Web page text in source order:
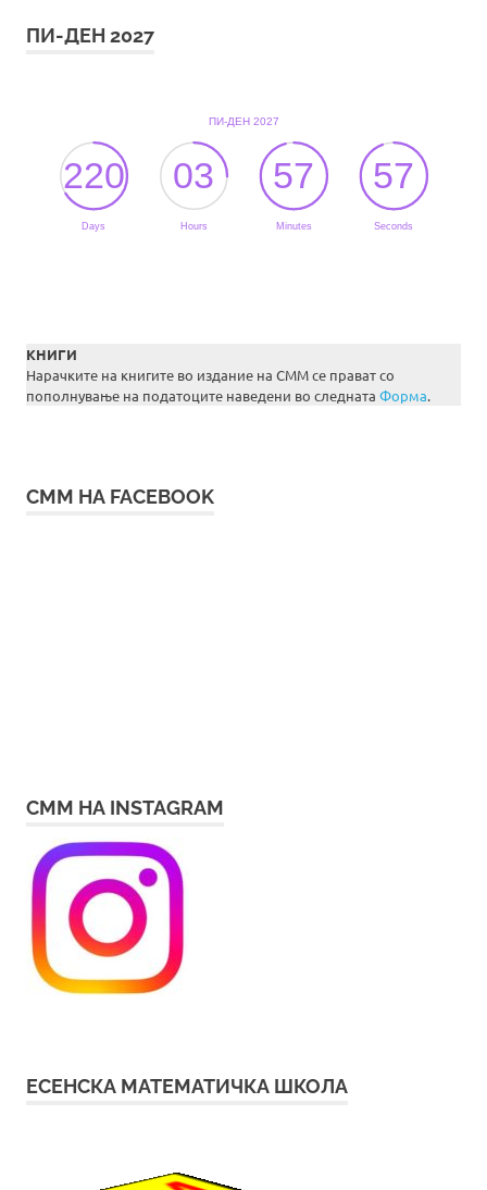
ПИ-ДЕН 2027
КНИГИ
Нарачките на книгите во издание на СММ се прават со
пополнување на податоците наведени во следната Форма.
СММ НА FACEBOOK
СММ НА INSTAGRAM
ЕСЕНСКА МАТЕМАТИЧКА ШКОЛА